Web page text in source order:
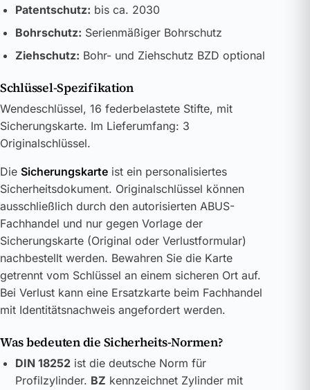
Patentschutz: bis ca. 2030
Bohrschutz: Serienmäßiger Bohrschutz
Ziehschutz: Bohr- und Ziehschutz BZD optional
Schlüssel-Spezifikation
Wendeschlüssel, 16 federbelastete Stifte, mit
Sicherungskarte. Im Lieferumfang: 3
Originalschlüssel.
Die Sicherungskarte ist ein personalisiertes
Sicherheitsdokument. Originalschlüssel können
ausschließlich durch den autorisierten ABUS-
Fachhandel und nur gegen Vorlage der
Sicherungskarte (Original oder Verlustformular)
nachbestellt werden. Bewahren Sie die Karte
getrennt vom Schlüssel an einem sicheren Ort auf.
Bei Verlust kann eine Ersatzkarte beim Fachhandel
mit Identitätsnachweis angefordert werden.
Was bedeuten die Sicherheits-Normen?
DIN 18252ist die deutsche Norm für
Profilzylinder. BZ kennzeichnet Zylinder mit